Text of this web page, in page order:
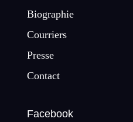
Biographie
Courriers
Presse
Contact
Facebook